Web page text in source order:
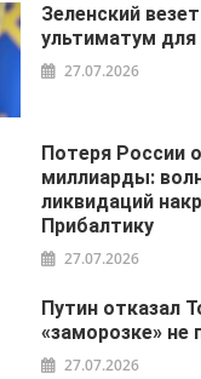
Зеленский
ультиматум для
27.07.2026
Потеря России
миллиарды:
ликвидаций
Прибалтику
27.07.2026
Путин отказал
«заморозке» не
27.07.2026